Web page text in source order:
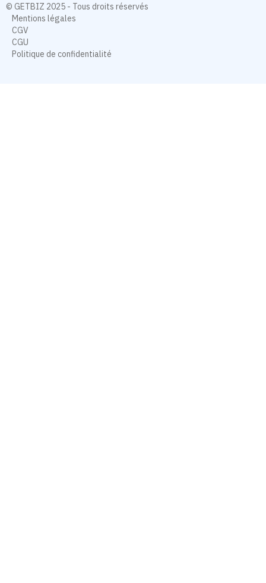
© GETBIZ 2025 - Tous droits réservés
Mentions légales
CGV
CGU
Politique de confidentialité